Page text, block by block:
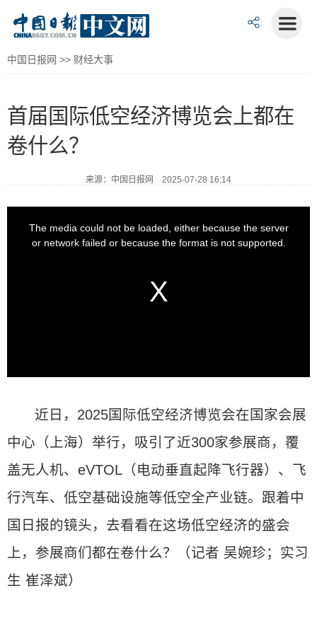
中国日报网 >> 财经大事
首届国际低空经济博览会上都在
卷什么？
来源：中国日报网 2025-07-28 16:14
近日，2025国际低空经济博览会在国家会展
中心（上海）举行，吸引了近300家参展商，覆
盖无人机、eVTOL（电动垂直起降飞行器）、飞
行汽车、低空基础设施等低空全产业链。跟着中
国日报的镜头，去看看在这场低空经济的盛会
上，参展商们都在卷什么？（记者 吴婉珍；实习
生 崔泽斌）